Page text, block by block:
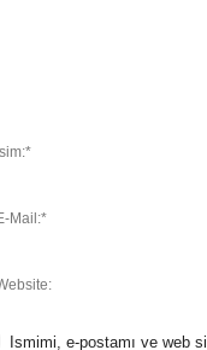
Ismimi, e-postamı ve web